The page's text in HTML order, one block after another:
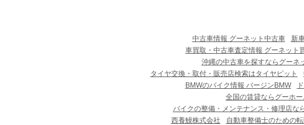
中古車情報 グーネット中古車 新
車買取・中古車査定情報 グーネット
沖縄の中古車を探すならグーネ
タイヤ交換・取付・販売店検索はタイヤピット
BMWのバイク情報 バージンBMW
全国の賃貸ならグーホ
バイクの整備・メンテナンス・修理店な
西養鰻株式会社
自動車整備士のための